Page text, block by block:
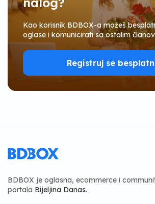
Kao korisnik BDBOX-a možeš
oglase i komunicirati sa ostalim
Registruj se
BDBOX je oglasna, ecommerce i
portala Bijeljina Danas.